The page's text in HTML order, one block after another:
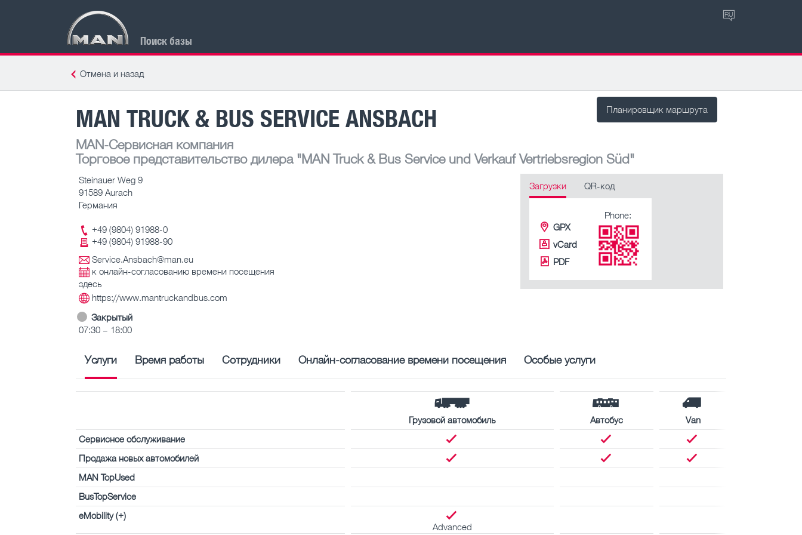
Поиск базы
RU
Отмена и назад
Планировщик маршрута
MAN TRUCK & BUS SERVICE ANSBACH
MAN-Сервисная компания
Торговое представительство дилера"MAN Truck & Bus Service und Verkauf Vertriebsregion Süd"
Steinauer Weg 9
91589 Aurach
Германия
+49 (9804) 91988-0
+49 (9804) 91988-90
Service.Ansbach@man.eu
к онлайн-согласованию времени посещения
здесь
https://www.mantruckandbus.com
Закрытый
07:30 – 18:00
Загрузки QR-код
GPX
vCard
PDF
Phone:
Услуги Время работы Сотрудники Онлайн-согласование времени посещения Особые услуги
Грузовой автомобиль Автобус
Van
Сервисное обслуживание
Продажа новых автомобилей
MAN TopUsed
BusTopService
eMobility (+)
Advanced